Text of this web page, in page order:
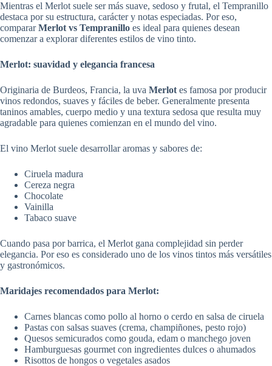
Mientras el Merlot suele ser más suave, sedoso y frutal, el Tempranillo
destaca por su estructura, carácter y notas especiadas. Por eso,
compararMerlot vs Tempranillo es ideal para quienes desean
comenzar a explorar diferentes estilos de vino tinto.
Merlot: suavidad y elegancia francesa
Originaria de Burdeos, Francia, la uva Merlot es famosa por producir
vinos redondos, suaves y fáciles de beber. Generalmente presenta
taninos amables, cuerpo medio y una textura sedosa que resulta muy
agradable para quienes comienzan en el mundo del vino.
El vino Merlot suele desarrollar aromas y sabores de:
Ciruela madura
Cereza negra
Chocolate
Vainilla
Tabaco suave
Cuando pasa por barrica, el Merlot gana complejidad sin perder
elegancia. Por eso es considerado uno de los vinos tintos más versátiles
y gastronómicos.
Maridajes recomendados para Merlot:
Carnes blancas como pollo al horno o cerdo en salsa de ciruela
Pastas con salsas suaves (crema, champiñones, pesto rojo)
Quesos semicurados como gouda, edam o manchego joven
Hamburguesas gourmet con ingredientes dulces o ahumados
Risottos de hongos o vegetales asados